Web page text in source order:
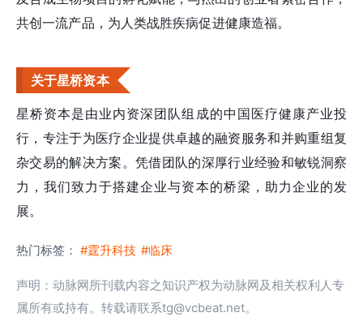
共创一流产品，为人类战胜疾病促进健康造福。
关于星桥资本
星桥资本是由业内资深团队组成的中国医疗健康产业投
行，专注于为医疗企业提供卓越的融资服务和并购重组复
杂交易的解决方案。凭借团队的深厚行业经验和敏锐洞察
力，我们致力于搭建企业与资本的桥梁，助力企业的发
展。
热门标签： #霆升科技 #临床
声明：动脉网所刊载内容之知识产权为动脉网及相关权利人专
属所有或持有。转载请联系tg@vcbeat.net。